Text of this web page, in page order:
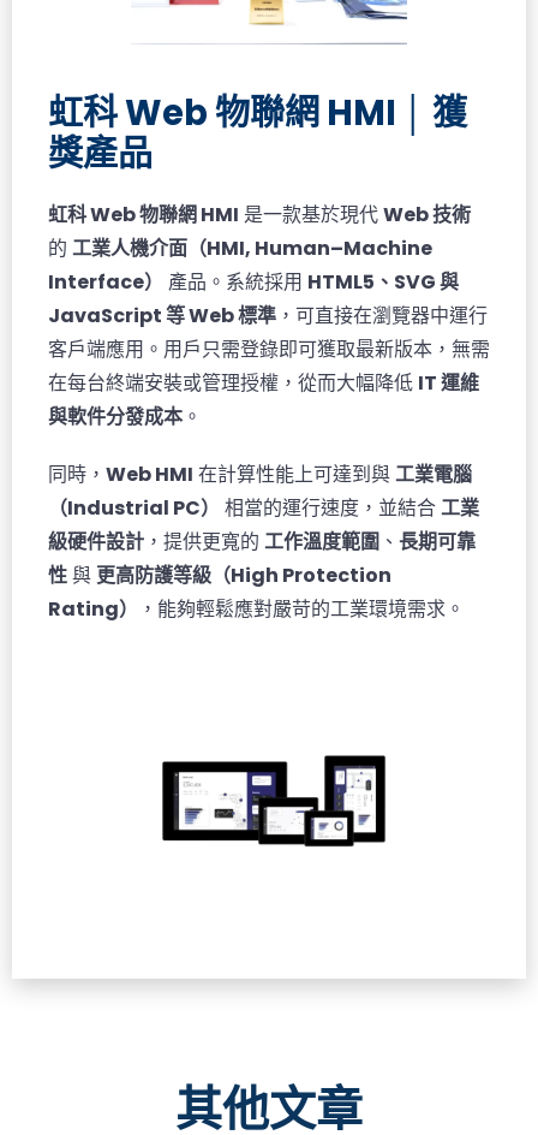
虹科 Web 物聯網 HMI │ 獲
獎產品
虹科 Web 物聯網 HMI 是一款基於現代Web 技術
的 工業人機介面（HMI, Human–Machine
Interface）
產品。系統採用 HTML5、SVG 與
JavaScript 等 Web 標準 ，可直接在瀏覽器中運行
客戶端應用。用戶只需登錄即可獲取最新版本，無需
在每台終端安裝或管理授權，從而大幅降低 IT 運維
與軟件分發成本 。
同時， Web HMI 在計算性能上可達到與工業電腦
（Industrial PC）
相當的運行速度，並結合工業
級硬件設計 ，提供更寬的 工作溫度範圍 、 長期可靠
性與 更高防護等級（High Protection
Rating）
，能夠輕鬆應對嚴苛的工業環境需求。
其他文章